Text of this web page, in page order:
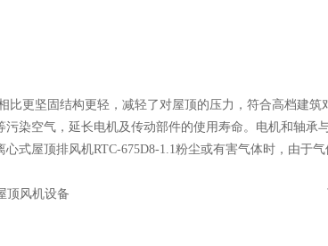
比更坚固结构更轻，减轻了对屋顶的压力，符合高档建
污染空气，延长电机及传动部件的使用寿命。电机和轴
心式屋顶排风机RTC-675D8-1.1粉尘或有害气体时，由于
顶风机设备